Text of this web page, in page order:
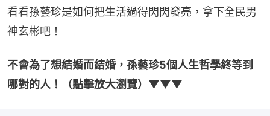
看看孫藝珍是如何把生活過得閃閃發亮，拿下全民男
神玄彬吧！
不會為了想結婚而結婚，孫藝珍5個人生哲學終等到
哪對的人！（點擊放大瀏覽）▼▼▼